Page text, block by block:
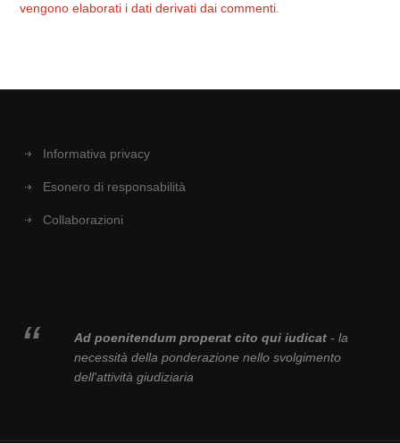
vengono elaborati i dati derivati dai commenti
Informativa privacy
Esonero di responsabilità
Collaborazioni
Ad poenitendum properat cito qui iudicat- la
necessità della ponderazione nello svolgimento
dell'attività giudiziaria